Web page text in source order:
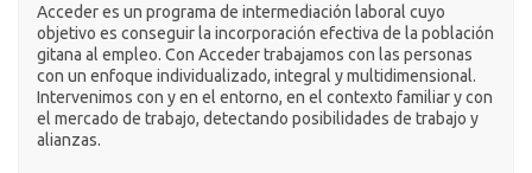
Acceder es un programa de intermediación laboral cuyo
objetivo es conseguir la incorporación efectiva de la población
gitana al empleo. Con Acceder trabajamos con las personas
con un enfoque individualizado, integral y multidimensional.
Intervenimos con y en el entorno, en el contexto familiar y con
el mercado de trabajo, detectando posibilidades de trabajo y
alianzas.